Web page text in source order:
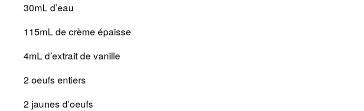
30mL d’eau
115mL de crème épaisse
4mL d’extrait de vanille
2 oeufs entiers
2 jaunes d’oeufs